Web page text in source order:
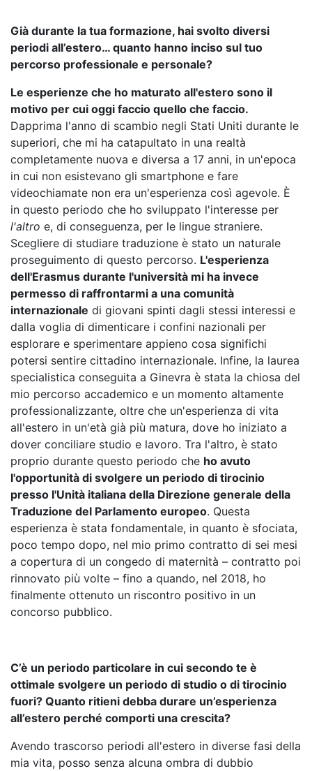
Già durante la tua formazione, hai svolto diversi
periodi all’estero… quanto hanno inciso sul tuo
percorso professionale e personale?
Le esperienze che ho maturato all'estero sono il
motivo per cui oggi faccio quello che faccio.
Dapprima l'anno di scambio negli Stati Uniti durante le
superiori, che mi ha catapultato in una realtà
completamente nuova e diversa a 17 anni, in un'epoca
in cui non esistevano gli smartphone e fare
videochiamate non era un'esperienza così agevole. È
in questo periodo che ho sviluppato l'interesse per
l'altro e, di conseguenza, per le lingue straniere.
Scegliere di studiare traduzione è stato un naturale
proseguimento di questo percorso. L'esperienza
dell'Erasmus durante l'università mi ha invece
permesso di raffrontarmi a una comunità
internazionale di giovani spinti dagli stessi interessi e
dalla voglia di dimenticare i confini nazionali per
esplorare e sperimentare appieno cosa significhi
potersi sentire cittadino internazionale. Infine, la laurea
specialistica conseguita a Ginevra è stata la chiosa del
mio percorso accademico e un momento altamente
professionalizzante, oltre che un'esperienza di vita
all'estero in un'età già più matura, dove ho iniziato a
dover conciliare studio e lavoro. Tra l'altro, è stato
proprio durante questo periodo che ho avuto
l'opportunità di svolgere un periodo di tirocinio
presso l'Unità italiana della Direzione generale della
Traduzione del Parlamento europeo. Questa
esperienza è stata fondamentale, in quanto è sfociata,
poco tempo dopo, nel mio primo contratto di sei mesi
a copertura di un congedo di maternità – contratto poi
rinnovato più volte – fino a quando, nel 2018, ho
finalmente ottenuto un riscontro positivo in un
concorso pubblico.
C’è un periodo particolare in cui secondo te è
ottimale svolgere un periodo di studio o di tirocinio
fuori? Quanto ritieni debba durare un’esperienza
all’estero perché comporti una crescita?
Avendo trascorso periodi all'estero in diverse fasi della
mia vita, posso senza alcuna ombra di dubbio